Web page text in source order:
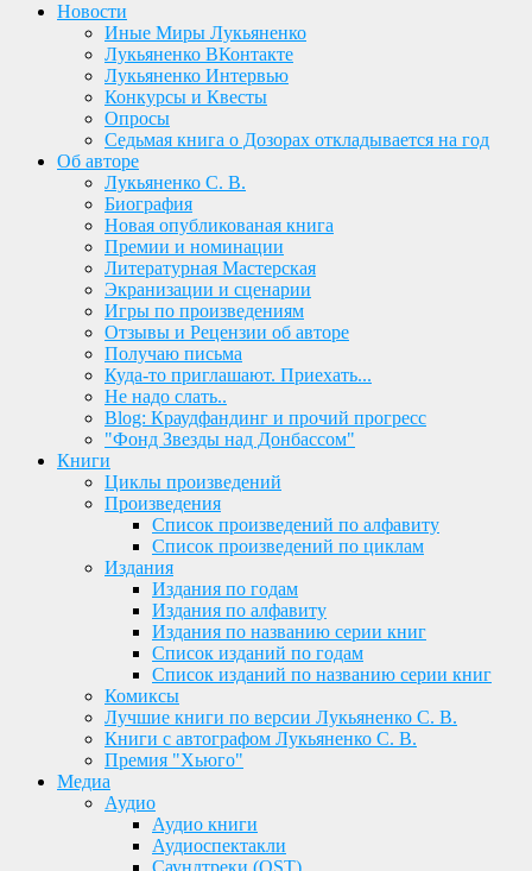
содержимому
Новости
Иные Миры Лукьяненко
Лукьяненко ВКонтакте
Лукьяненко Интервью
Конкурсы и Квесты
Опросы
Седьмая книга о Дозорах откладывается на год
Об авторе
Лукьяненко С. В.
Биография
Новая опубликованая книга
Премии и номинации
Литературная Мастерская
Экранизации и сценарии
Игры по произведениям
Отзывы и Рецензии об авторе
Получаю письма
Куда-то приглашают. Приехать...
Не надо слать..
Blog: Краудфандинг и прочий прогресс
"Фонд Звезды над Донбассом"
Книги
Циклы произведений
Произведения
Список произведений по алфавиту
Список произведений по циклам
Издания
Издания по годам
Издания по алфавиту
Издания по названию серии книг
Список изданий по годам
Список изданий по названию серии книг
Комиксы
Лучшие книги по версии Лукьяненко С. В.
Книги с автографом Лукьяненко С. В.
Премия "Хьюго"
Медиа
Аудио
Аудио книги
Аудиоспектакли
Саундтреки (OST)